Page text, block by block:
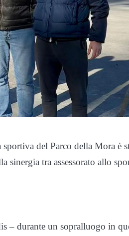
del Parco della Mora è
tra assessorato allo
– durante un sopralluogo in